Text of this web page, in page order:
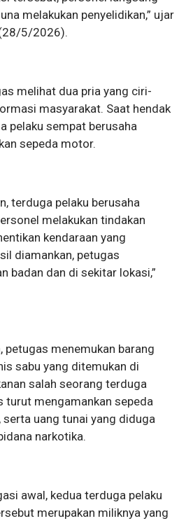
melakukan penyelidikan,” ujar
(28/5/2026).
melihat dua pria yang ciri-
masyarakat. Saat hendak
pelaku sempat berusaha
sepeda motor.
terduga pelaku berusaha
melakukan tindakan
kendaraan yang
diamankan, petugas
badan dan di sekitar lokasi,”
petugas menemukan barang
sabu yang ditemukan di
salah seorang terduga
turut mengamankan sepeda
uang tunai yang diduga
narkotika.
awal, kedua terduga pelaku
merupakan miliknya yang